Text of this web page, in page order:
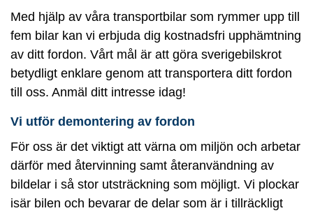
Med hjälp av våra transportbilar som rymmer upp till
fem bilar kan vi erbjuda dig kostnadsfri upphämtning
av ditt fordon. Vårt mål är att göra sverigebilskrot
betydligt enklare genom att transportera ditt fordon
till oss. Anmäl ditt intresse idag!
Vi utför demontering av fordon
För oss är det viktigt att värna om miljön och arbetar
därför med återvinning samt återanvändning av
bildelar i så stor utsträckning som möjligt. Vi plockar
isär bilen och bevarar de delar som är i tillräckligt